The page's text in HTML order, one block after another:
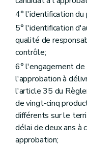
4° l'identification du
5° l'identification
qualité de
contrôle;
6° l'engagement de
l'approbation à
l'article 35 du
de vingt-cinq
différents sur le
délai de deux ans à
approbation;